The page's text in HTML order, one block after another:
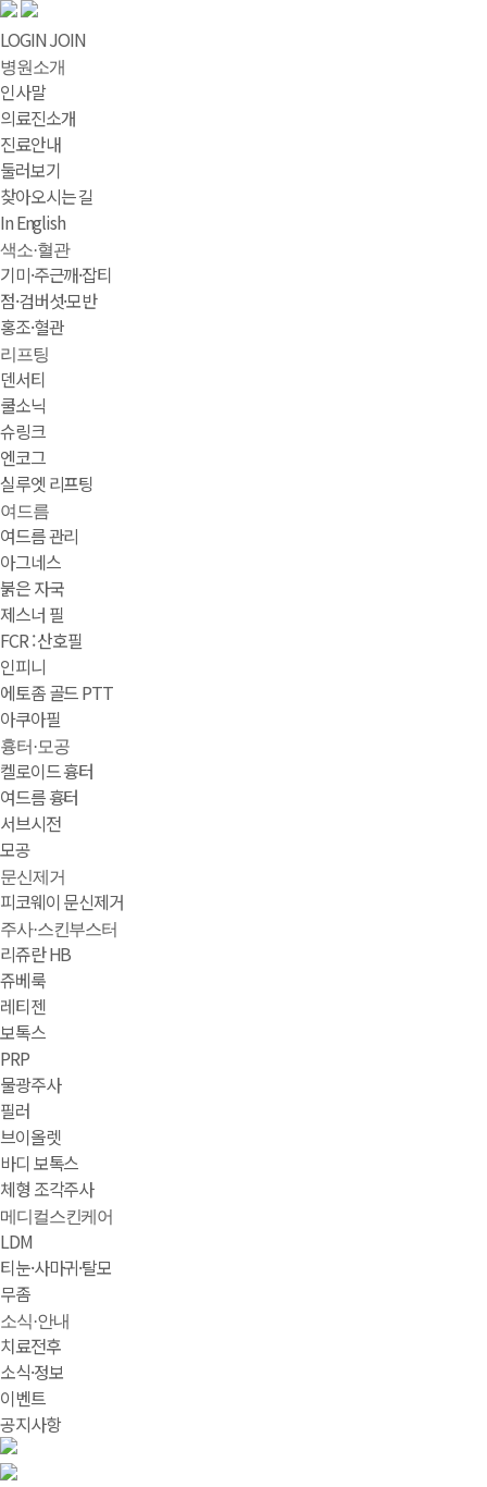
LOGINJOIN
병원소개
인사말
의료진소개
진료안내
둘러보기
찾아오시는 길
In English
색소·혈관
기미·주근깨·잡티
점·검버섯·모반
홍조·혈관
리프팅
덴서티
쿨소닉
슈링크
엔코그
실루엣 리프팅
여드름
여드름 관리
아그네스
붉은 자국
제스너 필
FCR : 산호필
인피니
에토좀 골드 PTT
아쿠아필
흉터·모공
켈로이드 흉터
여드름 흉터
서브시전
모공
문신제거
피코웨이 문신제거
주사·스킨부스터
리쥬란 HB
쥬베룩
레티젠
보톡스
PRP
물광주사
필러
브이올렛
바디 보톡스
체형 조각주사
메디컬스킨케어
LDM
티눈·사마귀·탈모
무좀
소식·안내
치료전후
소식·정보
이벤트
공지사항